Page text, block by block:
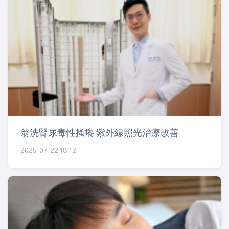
翁洗腎尿毒性搔癢 紫外線照光治療改善
2025-07-22 18:12